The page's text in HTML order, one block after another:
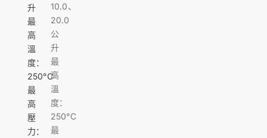
升
最
高
溫
度：
250°C
最
高
壓
力：
10.0、
20.0
公
升
最
高
溫
度：
250°C
最